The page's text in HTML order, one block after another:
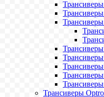
Трансиверы